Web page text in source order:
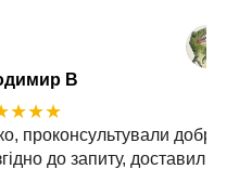
В
проконсультували добре,
до запиту, доставили